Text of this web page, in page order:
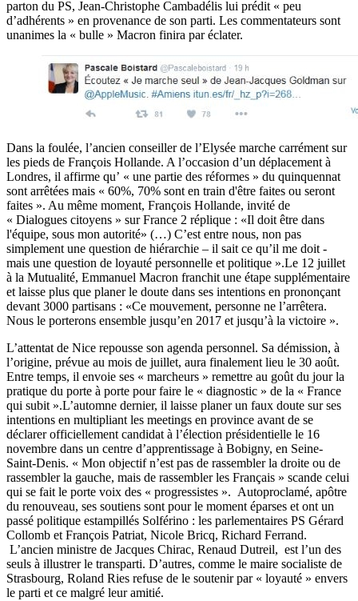
parton du PS, Jean-Christophe Cambadélis lui prédit « peu
d’adhérents » en provenance de son parti. Les commentateurs sont
unanimes la « bulle » Macron finira par éclater.
Dans la foulée, l’ancien conseiller de l’Elysée marche carrément sur
les pieds de François Hollande. A l’occasion d’un déplacement à
Londres, il affirme qu’ « une partie des réformes » du quinquennat
sont arrêtées mais « 60%, 70% sont en train d'être faites ou seront
faites ». Au même moment, François Hollande, invité de
« Dialogues citoyens » sur France 2 réplique : «Il doit être dans
l'équipe, sous mon autorité» (…) C’est entre nous, non pas
simplement une question de hiérarchie – il sait ce qu’il me doit -
mais une question de loyauté personnelle et politique ».Le 12 juillet
à la Mutualité, Emmanuel Macron franchit une étape supplémentaire
et laisse plus que planer le doute dans ses intentions en prononçant
devant 3000 partisans : «Ce mouvement, personne ne l’arrêtera.
Nous le porterons ensemble jusqu’en 2017 et jusqu’à la victoire ».
L’attentat de Nice repousse son agenda personnel. Sa démission, à
l’origine, prévue au mois de juillet, aura finalement lieu le 30 août.
Entre temps, il envoie ses « marcheurs » remettre au goût du jour la
pratique du porte à porte pour faire le « diagnostic » de la « France
qui subit ».L’automne dernier, il laisse planer un faux doute sur ses
intentions en multipliant les meetings en province avant de se
déclarer officiellement candidat à l’élection présidentielle le 16
novembre dans un centre d’apprentissage à Bobigny, en Seine-
Saint-Denis. « Mon objectif n’est pas de rassembler la droite ou de
rassembler la gauche, mais de rassembler les Français » scande celui
qui se fait le porte voix des « progressistes ». Autoproclamé, apôtre
du renouveau, ses soutiens sont pour le moment éparses et ont un
passé politique estampillés Solférino : les parlementaires PS Gérard
Collomb et François Patriat, Nicole Bricq, Richard Ferrand.
L’ancien ministre de Jacques Chirac, Renaud Dutreil, est l’un des
seuls à illustrer le transparti. D’autres, comme le maire socialiste de
Strasbourg, Roland Ries refuse de le soutenir par « loyauté » envers
le parti et ce malgré leur amitié.